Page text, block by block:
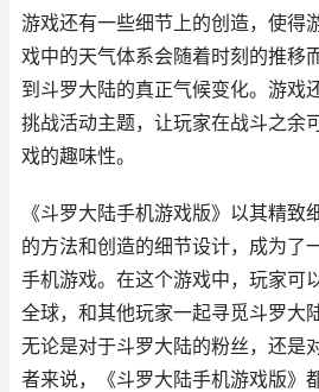
游戏还有一些细节上的创造，使得
戏中的天气体系会随着时刻的推移
到斗罗大陆的真正气候变化。游戏
挑战活动主题，让玩家在战斗之余
戏的趣味性。
《斗罗大陆手机游戏版》以其精致
的方法和创造的细节设计，成为了
手机游戏。在这个游戏中，玩家可
全球，和其他玩家一起寻觅斗罗大
无论是对于斗罗大陆的粉丝，还是
者来说，《斗罗大陆手机游戏版》